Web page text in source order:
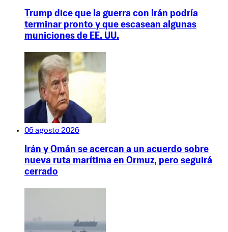
Trump dice que la guerra con Irán podría
terminar pronto y que escasean algunas
municiones de EE. UU.
06 agosto 2026
Irán y Omán se acercan a un acuerdo sobre
nueva ruta marítima en Ormuz, pero seguirá
cerrado